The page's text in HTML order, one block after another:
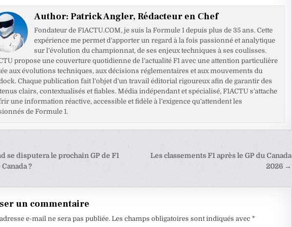
Author: Patrick Angler, Rédacteur en Chef
Fondateur de F1ACTU.COM, je suis la Formule 1 depuis plus de 35 ans. Cette
expérience me permet d’apporter un regard à la fois passionné et analytique
sur l’évolution du championnat, de ses enjeux techniques à ses coulisses.
propose une couverture quotidienne de l’actualité F1 avec une attention particulière
aux évolutions techniques, aux décisions réglementaires et aux mouvements du
Chaque publication fait l’objet d’un travail éditorial rigoureux afin de garantir des
clairs, contextualisés et fiables. Média indépendant et spécialisé, F1ACTU s’attache
une information réactive, accessible et fidèle à l’exigence qu’attendent les
de Formule 1.
Les classements F1 après le GP du Canada
2026 →
se disputera le prochain GP de F1
?
un commentaire
e-mail ne sera pas publiée. Les champs obligatoires sont indiqués avec *